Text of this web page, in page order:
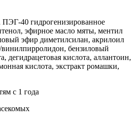
40 гидрогенизированное
эфирное масло мяты, ментил
эфир диметилсилан, акрилоил
винилпирролидон, бензиловый
дегидрацетовая кислота, аллантоин,
кислота, экстракт ромашки,
с 1 года